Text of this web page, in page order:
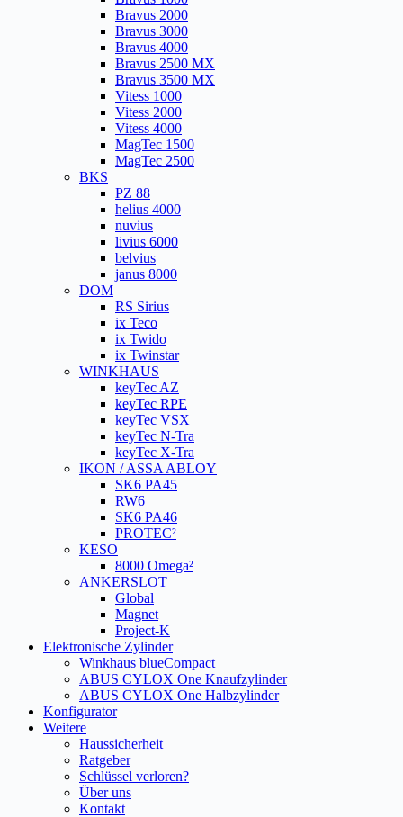
Bravus 2000
Bravus 3000
Bravus 4000
Bravus 2500 MX
Bravus 3500 MX
Vitess 1000
Vitess 2000
Vitess 4000
MagTec 1500
MagTec 2500
BKS
PZ 88
helius 4000
nuvius
livius 6000
belvius
janus 8000
DOM
RS Sirius
ix Teco
ix Twido
ix Twinstar
WINKHAUS
keyTec AZ
keyTec RPE
keyTec VSX
keyTec N-Tra
keyTec X-Tra
IKON / ASSA ABLOY
SK6 PA45
RW6
SK6 PA46
PROTEC²
KESO
8000 Omega²
ANKERSLOT
Global
Magnet
Project-K
Elektronische Zylinder
Winkhaus blueCompact
ABUS CYLOX One Knaufzylinder
ABUS CYLOX One Halbzylinder
Konfigurator
Weitere
Haussicherheit
Ratgeber
Schlüssel verloren?
Über uns
Kontakt